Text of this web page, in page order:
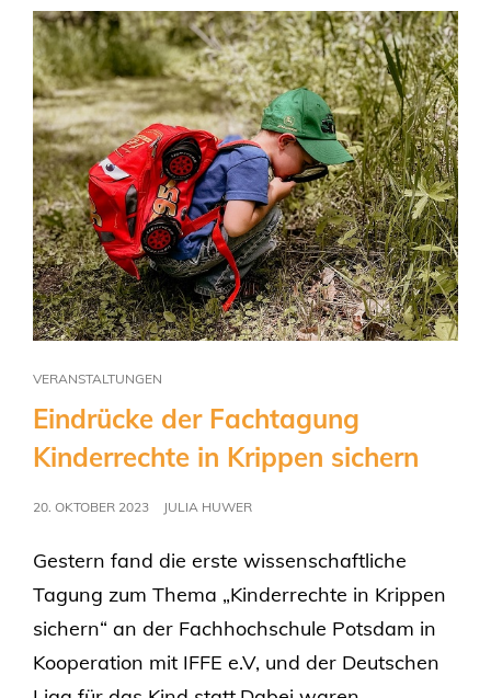
VERANSTALTUNGEN
Eindrücke der Fachtagung
Kinderrechte in Krippen sichern
20. OKTOBER 2023 JULIA HUWER
Gestern fand die erste wissenschaftliche
Tagung zum Thema „Kinderrechte in Krippen
sichern“ an der Fachhochschule Potsdam in
Kooperation mit IFFE e.V, und der Deutschen